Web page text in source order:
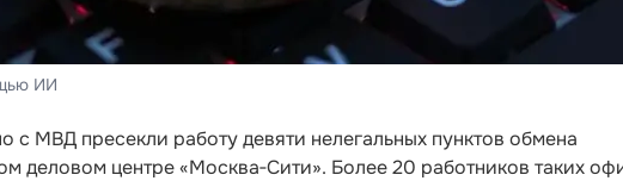
ИИ
с МВД пресекли работу девяти нелегальных пунктов обмена
деловом центре «Москва‑Сити». Более 20 работников таких